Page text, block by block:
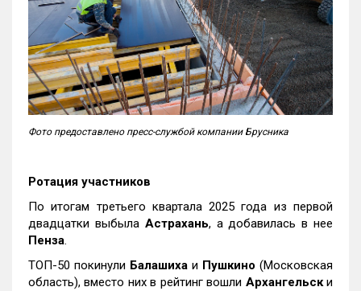
Фото предоставлено пресс-службой компании Брусника
Ротация участников
По итогам третьего квартала 2025 года из первой
двадцатки выбыла Астрахань, а добавилась в нее
Пенза.
ТОП-50 покинули Балашиха и Пушкино (Московская
область), вместо них в рейтинг вошли Архангельски